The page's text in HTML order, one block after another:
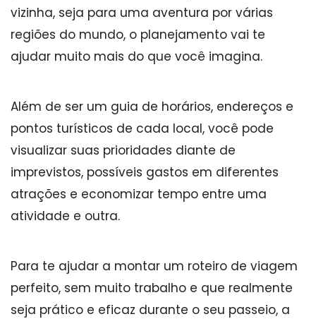
vizinha, seja para uma aventura por várias
regiões do mundo, o planejamento vai te
ajudar muito mais do que você imagina.
Além de ser um guia de horários, endereços e
pontos turísticos de cada local, você pode
visualizar suas prioridades diante de
imprevistos, possíveis gastos em diferentes
atrações e economizar tempo entre uma
atividade e outra.
Para te ajudar a montar um roteiro de viagem
perfeito, sem muito trabalho e que realmente
seja prático e eficaz durante o seu passeio, a